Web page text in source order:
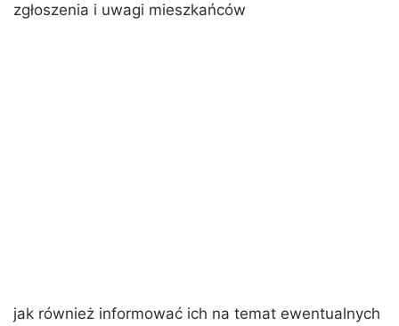
zgłoszenia i uwagi mieszkańców
jak również informować ich na temat ewentualnych